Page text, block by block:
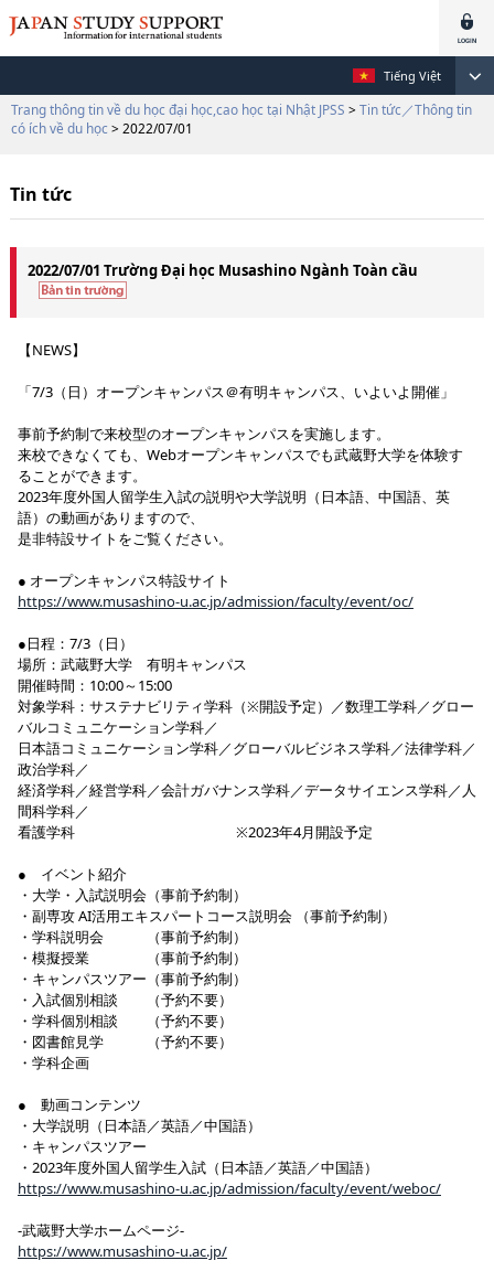
Tiếng Việt
Trang thông tin về du học đại học,cao học tại Nhật JPSS > Tin tức／Thông tin
có ích về du học > 2022/07/01
Tin tức
2022/07/01 Trường Đại học Musashino Ngành Toàn cầu
【NEWS】
「7/3（日）オープンキャンパス＠有明キャンパス、いよいよ開催」
事前予約制で来校型のオープンキャンパスを実施します。
来校できなくても、Webオープンキャンパスでも武蔵野大学を体験す
ることができます。
2023年度外国人留学生入試の説明や大学説明（日本語、中国語、英
語）の動画がありますので、
是非特設サイトをご覧ください。
● オープンキャンパス特設サイト
https://www.musashino-u.ac.jp/admission/faculty/event/oc/
●日程：7/3（日）
場所：武蔵野大学 有明キャンパス
開催時間：10:00～15:00
対象学科：サステナビリティ学科（※開設予定）／数理工学科／グロー
バルコミュニケーション学科／
日本語コミュニケーション学科／グローバルビジネス学科／法律学科／
政治学科／
経済学科／経営学科／会計ガバナンス学科／データサイエンス学科／人
間科学科／
看護学科 ※2023年4月開設予定
● イベント紹介
・大学・入試説明会（事前予約制）
・副専攻 AI活用エキスパートコース説明会 （事前予約制）
・学科説明会 （事前予約制）
・模擬授業 （事前予約制）
・キャンパスツアー（事前予約制）
・入試個別相談 （予約不要）
・学科個別相談 （予約不要）
・図書館見学 （予約不要）
・学科企画
● 動画コンテンツ
・大学説明（日本語／英語／中国語）
・キャンパスツアー
・2023年度外国人留学生入試（日本語／英語／中国語）
https://www.musashino-u.ac.jp/admission/faculty/event/weboc/
-武蔵野大学ホームページ-
https://www.musashino-u.ac.jp/